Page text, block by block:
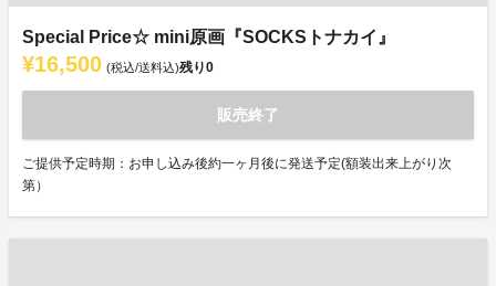
Special Price☆ mini原画『SOCKSトナカイ』
¥16,500 (税込/送料込)残り0
販売終了
ご提供予定時期：お申し込み後約一ヶ月後に発送予定(額装出来上がり次
第）